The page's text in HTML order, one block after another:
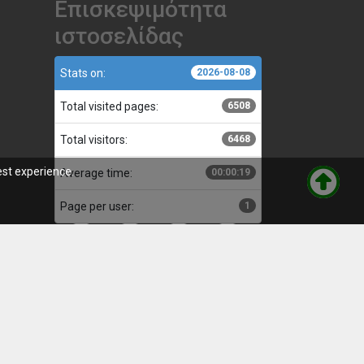
Επισκεψιμότητα
ιστοσελίδας
Stats on: 2026-08-08
Total visited pages: 6508
Total visitors: 6468
Average time: 00:00:19
Page per user: 1
experience.